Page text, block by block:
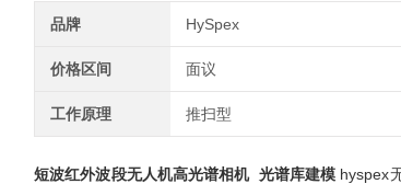
品牌 HySpex
价格区间 面议
工作原理 推扫型
短波红外波段无人机高光谱相机 光谱库建模 hyspex